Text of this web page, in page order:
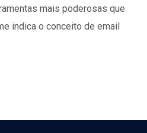
mais poderosas que
indica o conceito de email